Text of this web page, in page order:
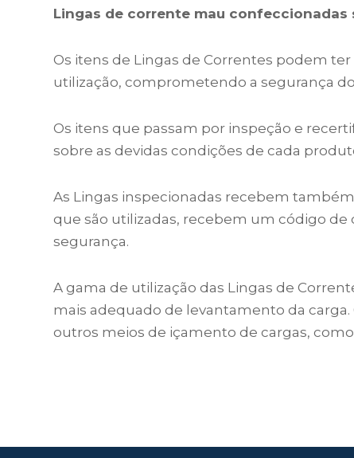
Lingas de corrente mau confeccionadas
Os itens de Lingas de Correntes podem
utilização, comprometendo a segurança
Os itens que passam por inspeção e
sobre as devidas condições de cada
As Lingas inspecionadas recebem
que são utilizadas, recebem um código
segurança.
A gama de utilização das Lingas de
mais adequado de levantamento da
outros meios de içamento de cargas,